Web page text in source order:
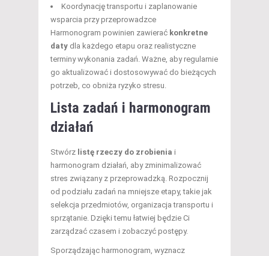
Koordynację transportu i zaplanowanie
wsparcia przy przeprowadzce
Harmonogram powinien zawierać konkretne
daty dla każdego etapu oraz realistyczne
terminy wykonania zadań. Ważne, aby regularnie
go aktualizować i dostosowywać do bieżących
potrzeb, co obniża ryzyko stresu.
Lista zadań i harmonogram
działań
Stwórz listę rzeczy do zrobienia i
harmonogram działań, aby zminimalizować
stres związany z przeprowadzką. Rozpocznij
od podziału zadań na mniejsze etapy, takie jak
selekcja przedmiotów, organizacja transportu i
sprzątanie. Dzięki temu łatwiej będzie Ci
zarządzać czasem i zobaczyć postępy.
Sporządzając harmonogram, wyznacz